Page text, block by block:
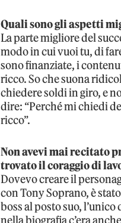
Quali sono gli aspetti
La parte migliore del
modo in cui vuoi tu, di
sono finanziate, i
ricco. So che suona
chiedere soldi in giro, e
dire: “Perché mi chiedi
ricco”.
Non avevi mai recitato
trovato il coraggio di
Dovevo creare il
con Tony Soprano, è
boss al posto suo,
nella biografia c’era